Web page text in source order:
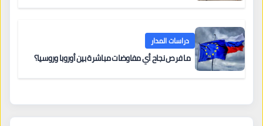
دراسات المدار
ما فرص نجاح أي مفاوضات مباشرة بين أوروبا وروسيا؟